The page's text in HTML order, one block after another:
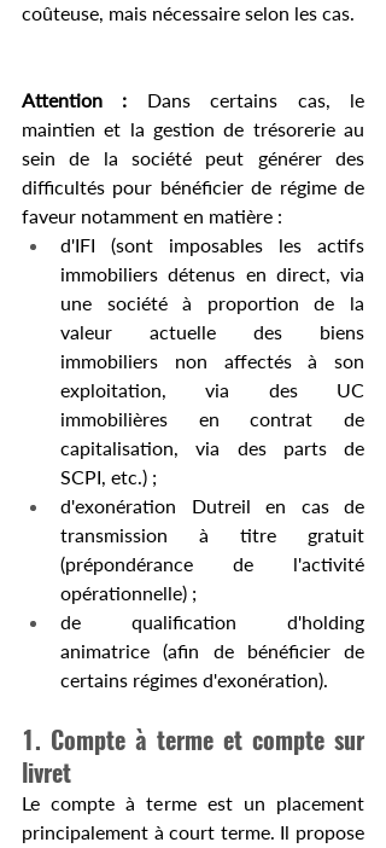
coûteuse, mais nécessaire selon les cas.
Attention : Dans certains cas, le
maintien et la gestion de trésorerie au
sein de la société peut générer des
difficultés pour bénéficier de régime de
faveur notamment en matière :
d'IFI (sont imposables les actifs
immobiliers détenus en direct, via
une société à proportion de la
valeur actuelle des biens
immobiliers non affectés à son
exploitation, via des UC
immobilières en contrat de
capitalisation, via des parts de
SCPI, etc.) ;
d'exonération Dutreil en cas de
transmission à titre gratuit
(prépondérance de l'activité
opérationnelle) ;
de qualification d'holding
animatrice (afin de bénéficier de
certains régimes d'exonération).
1. Compte à terme et compte sur
livret
Le compte à terme est un placement
principalement à court terme. Il propose